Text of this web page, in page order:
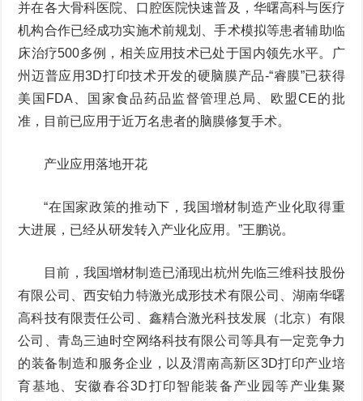
并在各大骨科医院、口腔医院快速普及，华曙高科与医疗
机构合作已经成功实施术前规划、手术模拟等患者辅助临
床治疗500多例，相关应用技术已处于国内领先水平。广
州迈普应用3D打印技术开发的硬脑膜产品-“睿膜”已获得
美国FDA、国家食品药品监督管理总局、欧盟CE的批
准，目前已应用于近万名患者的脑膜修复手术。
产业应用落地开花
“在国家政策的推动下，我国增材制造产业化取得重
大进展，已经从研发转入产业化应用。”王鹏说。
目前，我国增材制造已涌现出杭州先临三维科技股份
有限公司、西安铂力特激光成形技术有限公司、湖南华曙
高科技有限责任公司、鑫精合激光科技发展（北京）有限
公司、青岛三迪时空网络科技有限公司等具有一定竞争力
的装备制造和服务企业，以及渭南高新区3D打印产业培
育基地、安徽春谷3D打印智能装备产业园等产业集聚